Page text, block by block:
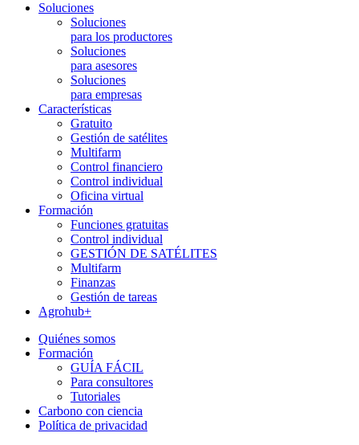
Soluciones
Soluciones
para los productores
Soluciones
para asesores
Soluciones
para empresas
Características
Gratuito
Gestión de satélites
Multifarm
Control financiero
Control individual
Oficina virtual
Formación
Funciones gratuitas
Control individual
GESTIÓN DE SATÉLITES
Multifarm
Finanzas
Gestión de tareas
Agrohub+
Quiénes somos
Formación
GUÍA FÁCIL
Para consultores
Tutoriales
Carbono con ciencia
Política de privacidad